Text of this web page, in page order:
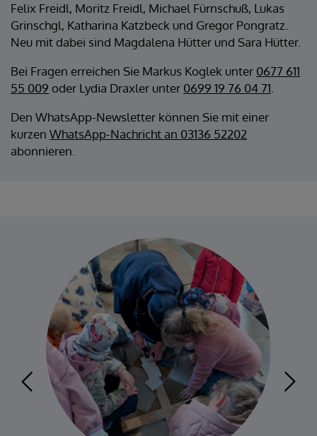
Felix Freidl, Moritz Freidl, Michael Fürnschuß, Lukas
Grinschgl, Katharina Katzbeck und Gregor Pongratz.
Neu mit dabei sind Magdalena Hütter und Sara Hütter.
Bei Fragen erreichen Sie Markus Koglek unter 0677 611
55 009 oder Lydia Draxler unter 0699 19 76 04 71
Den WhatsApp-Newsletter können Sie mit einer
kurzen WhatsApp-Nachricht an 03136 52202
abonnieren.